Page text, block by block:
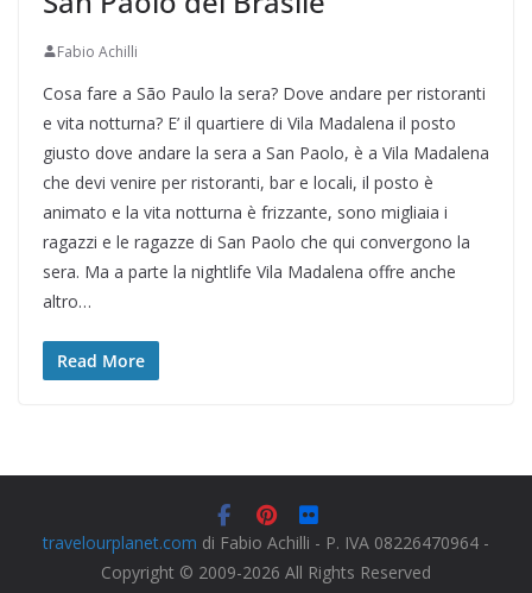
Fabio Achilli
Cosa fare a São Paulo la sera? Dove andare per ristoranti
e vita notturna? E’ il quartiere di Vila Madalena il posto
giusto dove andare la sera a San Paolo, è a Vila Madalena
che devi venire per ristoranti, bar e locali, il posto è
animato e la vita notturna è frizzante, sono migliaia i
ragazzi e le ragazze di San Paolo che qui convergono la
sera. Ma a parte la nightlife Vila Madalena offre anche
altro…
Read More
travelourplanet.com di Fabio Achilli - P. IVA 08226470964 -
Copyright © 2009-2026 All Rights Reserved